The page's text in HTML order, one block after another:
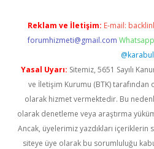
Reklam ve İletişim: E-mail:
forumhizmeti@gmail.com
@karabul
Yasal Uyarı: Sitemiz, 5651 Sayılı
ve İletişim Kurumu (BTK) tarafından
olarak hizmet vermektedir. Bu
olarak denetleme veya araştırma
Ancak, üyelerimiz yazdıkları içeriklerin
siteye üye olarak bu sorumluluğu